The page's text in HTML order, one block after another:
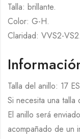
Talla: brillante.
Color: G-H.
Claridad: VVS2-VS2.
Talla del anillo: 17
Si necesita una
El anillo será
acompañado de un